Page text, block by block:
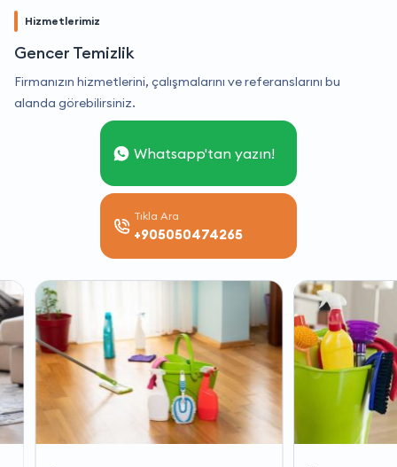
Hizmetlerimiz
Gencer Temizlik
Firmanızın hizmetlerini, çalışmalarını ve referanslarını bu
alanda görebilirsiniz.
Whatsapp'tan yazın!
Tıkla Ara
+905050474265